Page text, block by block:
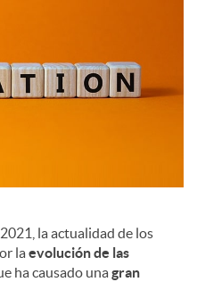
la actualidad de los
laevolución de las
ha causado unagran